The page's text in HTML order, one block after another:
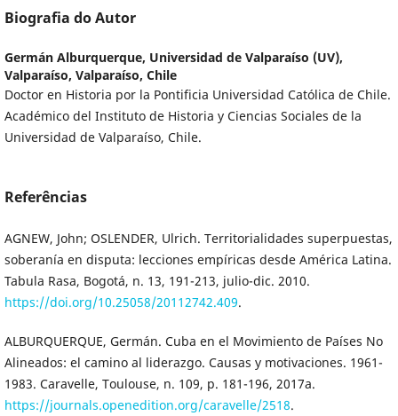
Biografia do Autor
Germán Alburquerque, Universidad de Valparaíso (UV),
Valparaíso, Valparaíso, Chile
Doctor en Historia por la Pontificia Universidad Católica de Chile.
Académico del Instituto de Historia y Ciencias Sociales de la
Universidad de Valparaíso, Chile.
Referências
AGNEW, John; OSLENDER, Ulrich. Territorialidades superpuestas,
soberanía en disputa: lecciones empíricas desde América Latina.
Tabula Rasa, Bogotá, n. 13, 191-213, julio-dic. 2010.
https://doi.org/10.25058/20112742.409.
ALBURQUERQUE, Germán. Cuba en el Movimiento de Países No
Alineados: el camino al liderazgo. Causas y motivaciones. 1961-
1983. Caravelle, Toulouse, n. 109, p. 181-196, 2017a.
https://journals.openedition.org/caravelle/2518.